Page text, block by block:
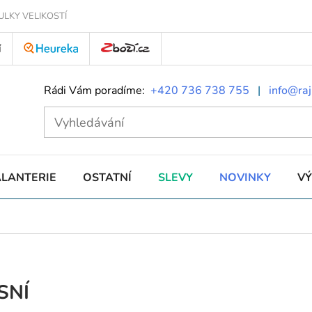
VELIKOSTÍ
Rádi Vám poradíme: +420 736 738 755 |
OSTATNÍ SLEVY NOVINKY